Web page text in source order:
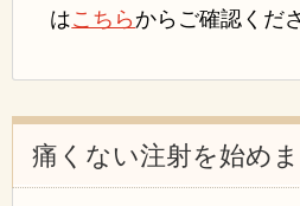
はこちらからご確認くだ
痛くない注射を始め